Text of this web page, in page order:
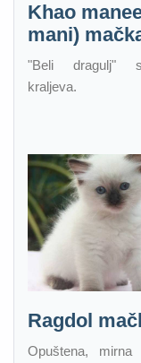
Khao
mani)
"Beli dragulj"
kraljeva.
Ragdol
Opuštena,